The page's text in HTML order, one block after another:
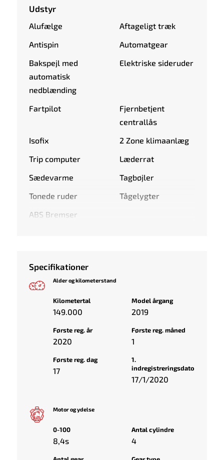
Udstyr
Alufælge
Aftageligt træk
Antispin
Automatgear
Bakspejl med
automatisk
nedblænding
Elektriske sideruder
Fartpilot
Fjernbetjent
centrallås
Isofix
2 Zone klimaanlæg
Trip computer
Læderrat
Sædevarme
Tagbøjler
Tonede ruder
Tågelygter
ABS Bremser
Specifikationer
Alder og kilometerstand
Kilometertal
149.000
Model årgang
2019
Første reg. år
2020
Første reg. måned
1
Første reg. dag
17
1.
indregistreringsdato
17/1/2020
Motor og ydelse
0-100
8,4s
Antal cylindre
4